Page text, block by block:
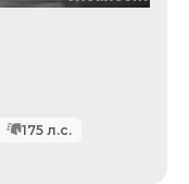
175 л.с.